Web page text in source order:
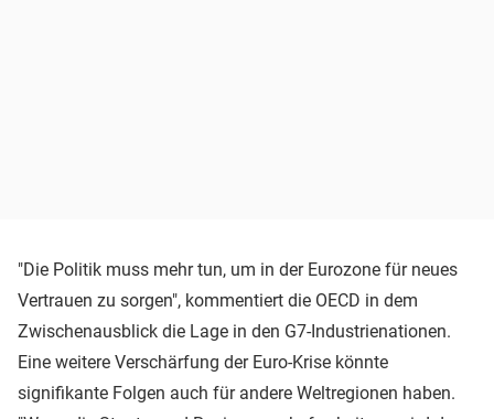
"Die Politik muss mehr tun, um in der Eurozone für neues
Vertrauen zu sorgen", kommentiert die OECD in dem
Zwischenausblick die Lage in den G7-Industrienationen.
Eine weitere Verschärfung der Euro-Krise könnte
signifikante Folgen auch für andere Weltregionen haben.